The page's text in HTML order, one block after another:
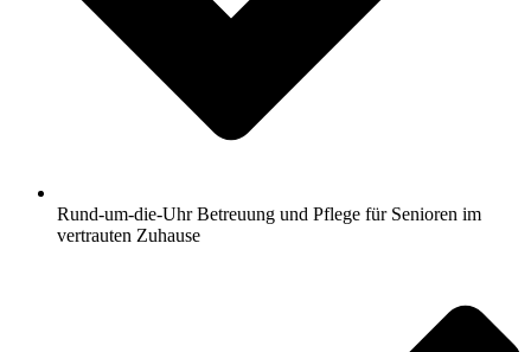
Rund-um-die-Uhr Betreuung und Pflege für Senioren im
vertrauten Zuhause